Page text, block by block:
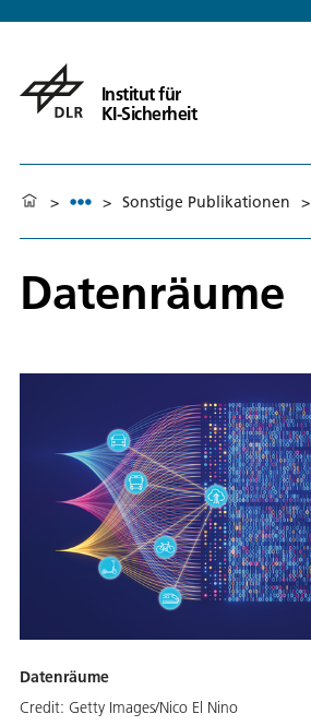
Institut für
KI-Sicherheit
> > Sonstige Publikationen >
Datenräume
Datenräume
Credit: Getty Images/Nico El Nino